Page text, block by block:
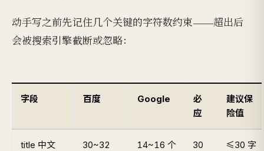
动手写之前先记住几个关键的字符数约束——超出后
会被搜索引擎截断或忽略：
字段 百度 Google
必
应
建议保
险值
title 中文
30~32
14~16 个
30
≤30 字